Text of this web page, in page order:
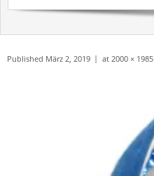
Published März 2, 2019 at 2000 × 1985